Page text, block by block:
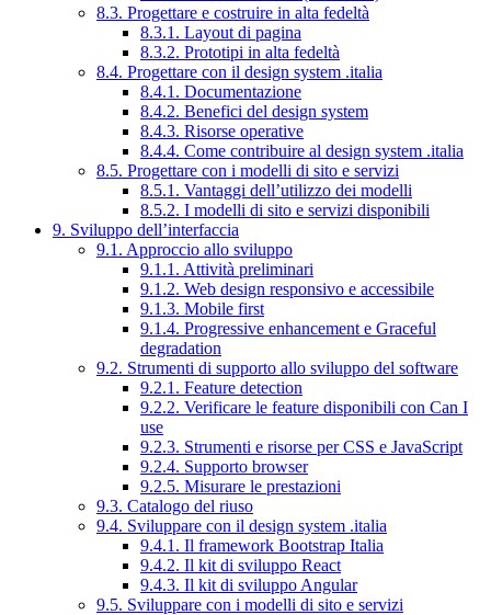
8.3. Progettare e costruire in alta fedeltà
8.3.1. Layout di pagina
8.3.2. Prototipi in alta fedeltà
8.4. Progettare con il design system .italia
8.4.1. Documentazione
8.4.2. Benefici del design system
8.4.3. Risorse operative
8.4.4. Come contribuire al design system .italia
8.5. Progettare con i modelli di sito e servizi
8.5.1. Vantaggi dell’utilizzo dei modelli
8.5.2. I modelli di sito e servizi disponibili
9. Sviluppo dell’interfaccia
9.1. Approccio allo sviluppo
9.1.1. Attività preliminari
9.1.2. Web design responsivo e accessibile
9.1.3. Mobile first
9.1.4. Progressive enhancement e Graceful
degradation
9.2. Strumenti di supporto allo sviluppo del software
9.2.1. Feature detection
9.2.2. Verificare le feature disponibili con Can I
use
9.2.3. Strumenti e risorse per CSS e JavaScript
9.2.4. Supporto browser
9.2.5. Misurare le prestazioni
9.3. Catalogo del riuso
9.4. Sviluppare con il design system .italia
9.4.1. Il framework Bootstrap Italia
9.4.2. Il kit di sviluppo React
9.4.3. Il kit di sviluppo Angular
9.5. Sviluppare con i modelli di sito e servizi